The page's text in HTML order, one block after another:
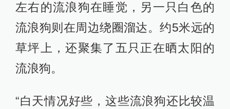
左右的流浪狗在睡觉，另一只白色的
流浪狗则在周边绕圈溜达。约5米远的
草坪上，还聚集了五只正在晒太阳的
流浪狗。
“白天情况好些，这些流浪狗还比较温